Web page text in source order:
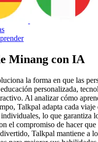
Minang con IA
la forma en que las
personalizada,
Al analizar cómo
Talkpal adapta cada viaje
individuales, lo que garantiza
el compromiso de hacer que
Talkpal mantiene a